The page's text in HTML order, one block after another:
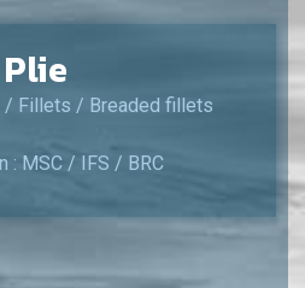
Plie
/ Fillets / Breaded fillets
: MSC / IFS / BRC